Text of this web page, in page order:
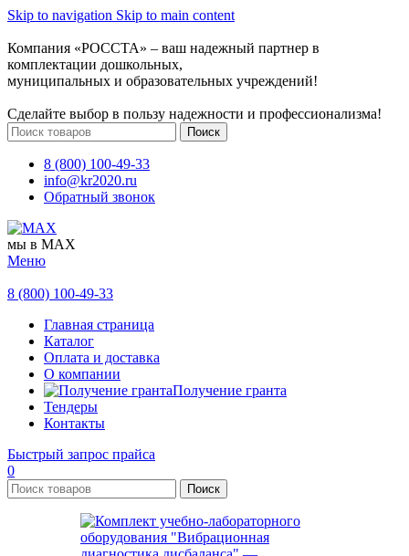
Skip to navigation Skip to main content
Компания «РОССТА» – ваш надежный партнер в
комплектации дошкольных,
муниципальных и образовательных учреждений!
Сделайте выбор в пользу надежности и профессионализма!
Поиск
8 (800) 100-49-33
info@kr2020.ru
Обратный звонок
мы в MAX
Меню
8 (800) 100-49-33
Главная страница
Каталог
Оплата и доставка
О компании
Получение гранта
Тендеры
Контакты
Быстрый запрос прайса
0
Поиск